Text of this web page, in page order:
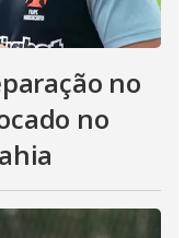
no
no